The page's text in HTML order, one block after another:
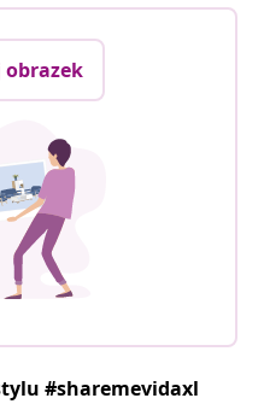
obrazek
#sharemevidaxl